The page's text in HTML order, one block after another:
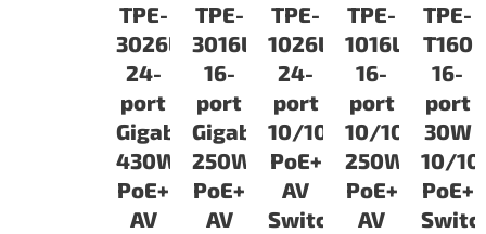
TPE-
3026L
24-
port
Gigabit
430W
PoE+
AV
TPE-
3016L
16-
port
Gigabit
250W
PoE+
AV
TPE-
1026L
24-
port
10/100Mbp43250W
PoE+
AV
Switch
TPE-
1016L
16-
port
10/100Mbps
250W
PoE+
AV
TPE-
T160
16-
port
30W
10/
PoE+